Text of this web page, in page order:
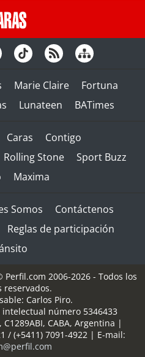
Marie Claire
Fortuna
Lunateen BATimes
Caras
Contigo
Rolling Stone
Sport Buzz
Maxima
Somos
Contáctenos
Reglas de participación
Perfil.com 2006-2026 - Todos los
reservados.
Carlos Piro.
número 5346433
C1289ABI, CABA, Argentina |
/ (+5411) 7091-4922 | E-mail: